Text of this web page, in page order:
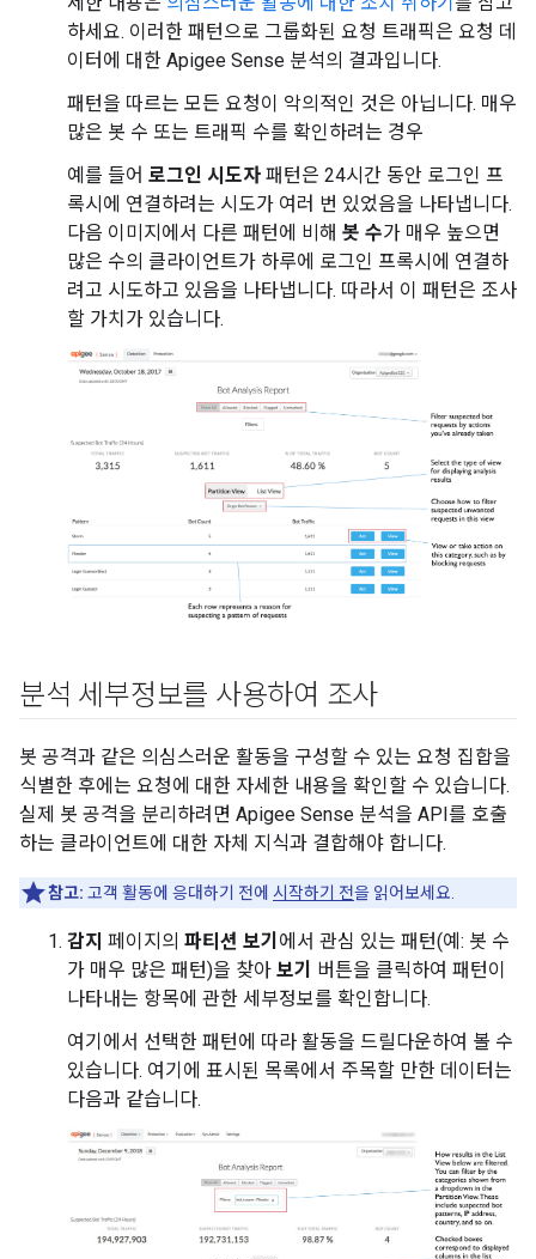
하세요. 이러한 패턴으로 그룹화된 요청 트래픽은 요청 데
이터에 대한 Apigee Sense 분석의 결과입니다.
패턴을 따르는 모든 요청이 악의적인 것은 아닙니다. 매우
많은 봇 수 또는 트래픽 수를 확인하려는 경우
예를 들어 로그인 시도자 패턴은 24시간 동안 로그인 프
록시에 연결하려는 시도가 여러 번 있었음을 나타냅니다.
다음 이미지에서 다른 패턴에 비해 봇 수가 매우 높으면
많은 수의 클라이언트가 하루에 로그인 프록시에 연결하
려고 시도하고 있음을 나타냅니다. 따라서 이 패턴은 조사
할 가치가 있습니다.
분석 세부정보를 사용하여 조사
봇 공격과 같은 의심스러운 활동을 구성할 수 있는 요청 집합을
식별한 후에는 요청에 대한 자세한 내용을 확인할 수 있습니다.
실제 봇 공격을 분리하려면 Apigee Sense 분석을 API를 호출
하는 클라이언트에 대한 자체 지식과 결합해야 합니다.
참고: 고객 활동에 응대하기 전에 시작하기 전을 읽어보세요.
감지 페이지의 파티션 보기 에서 관심 있는 패턴(예: 봇 수
가 매우 많은 패턴)을 찾아 보기
버튼을 클릭하여 패턴이
나타내는 항목에 관한 세부정보를 확인합니다.
여기에서 선택한 패턴에 따라 활동을 드릴다운하여 볼 수
있습니다. 여기에 표시된 목록에서 주목할 만한 데이터는
다음과 같습니다.